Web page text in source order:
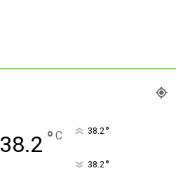
38.2 ° C 38.2 °
38.2 °